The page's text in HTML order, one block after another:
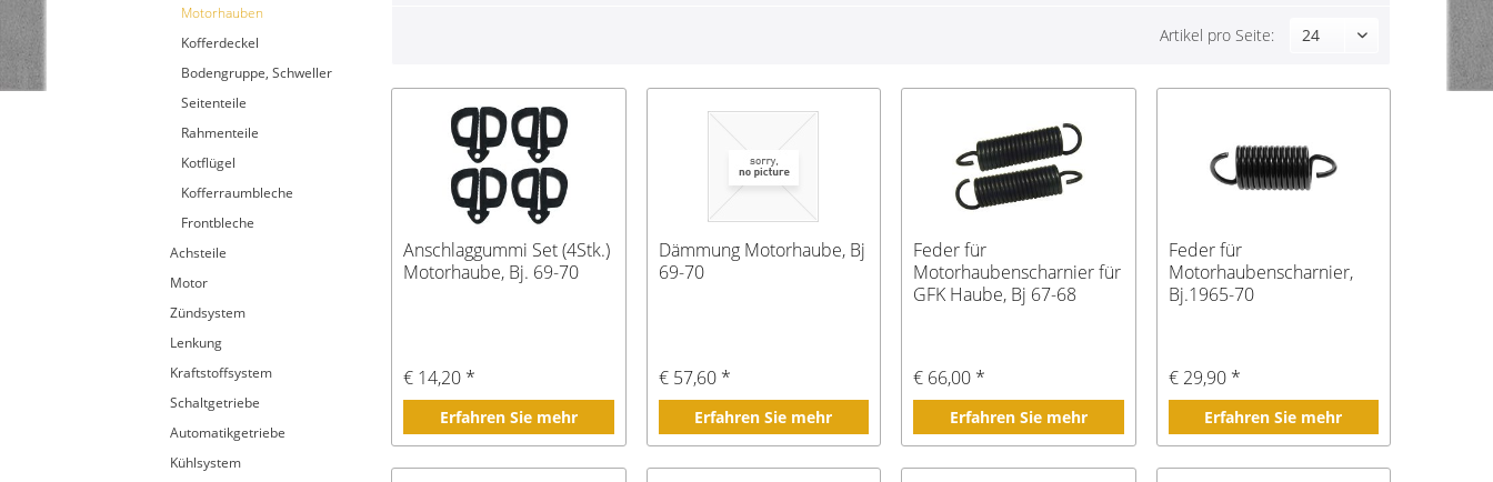
Motorhauben
Kofferdeckel
Bodengruppe, Schweller
Seitenteile
Rahmenteile
Kotflügel
Kofferraumbleche
Frontbleche
Achsteile
Motor
Zündsystem
Lenkung
Kraftstoffsystem
Schaltgetriebe
Automatikgetriebe
Kühlsystem
Artikel pro Seite:
Anschlaggummi Set (4Stk.)
Motorhaube, Bj. 69-70
€ 14,20 *
Erfahren Sie mehr
Dämmung Motorhaube, Bj
69-70
€ 57,60 *
Erfahren Sie mehr
Feder für
Motorhaubenscharnier für
GFK Haube, Bj 67-68
€ 66,00 *
Erfahren Sie mehr
Feder für
Motorhaubenscharnier,
Bj.1965-70
€ 29,90 *
Erfahren Sie mehr